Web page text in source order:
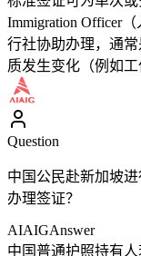
Immigration Officer
行社协助办理，通
质发生变化（例如
Question
中国公民赴新加坡
办理签证？
AIAIGAnswer
中国普通护照持有